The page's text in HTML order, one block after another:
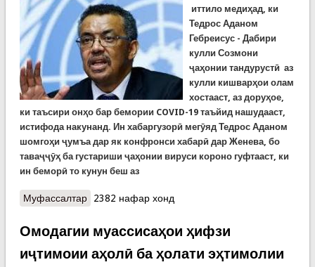
иттило медиҳад, ки
Тедрос Аданом
Гебреисус - Дабири
кулли Созмони
ҷаҳонии тандурустӣ аз
кулли кишварҳои олам
хостааст, аз доруҳое,
ки таъсири онҳо бар бемории COVID-19 таъйид нашудааст,
истифода накунанд. Ин хабаргузорӣ мегӯяд Тедрос Аданом
шомгоҳи ҷумъа дар як конфронси хабарӣ дар Женева, бо
таваҷҷӯҳ ба густариши ҷаҳонии вируси короно гуфтааст, ки
ин беморӣ то кунун беш аз
Муфассалтаро Созмони ҷаҳонии тандурустӣ: аз доруҳои
накунед
2382 нафар хонд
Омодагии муассисаҳои ҳифзи
иҷтимоии аҳолӣ ба ҳолати эҳтимолии